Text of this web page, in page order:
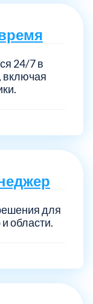
24/7 в
включая
для
области.